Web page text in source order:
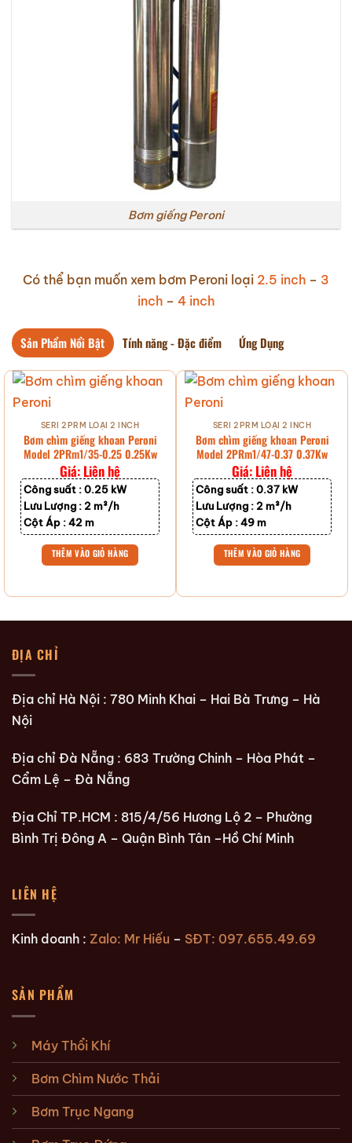
Bơm giếng Peroni
Có thể bạn muốn xem bơm Peroni loại 2.5 inch – 3
inch – 4 inch
Sản Phẩm Nổi Bật Tính năng - Đặc điểm Ứng Dụng
SERI 2PRM LOẠI 2 INCH
Bơm chìm giếng khoan Peroni
Model 2PRm1/35-0.25 0.25Kw
Giá: Liên hệ
Công suất :0.25 kW
Lưu Lượng : 2 m³/h
Cột Áp :42 m
THÊM VÀO GIỎ HÀNG
SERI 2PRM LOẠI 2 INCH
Bơm chìm giếng khoan Peroni
Model 2PRm1/47-0.37 0.37Kw
Giá: Liên hệ
Công suất :0.37 kW
Lưu Lượng : 2 m³/h
Cột Áp :49 m
THÊM VÀO GIỎ HÀNG
ĐỊA CHỈ
Địa chỉ Hà Nội : 780 Minh Khai – Hai Bà Trưng – Hà
Nội
Địa chỉ Đà Nẵng : 683 Trường Chinh – Hòa Phát –
Cẩm Lệ – Đà Nẵng
Địa Chỉ TP.HCM : 815/4/56 Hương Lộ 2 – Phường
Bình Trị Đông A – Quận Bình Tân –Hồ Chí Minh
LIÊN HỆ
Kinh doanh : Zalo: Mr Hiếu – SĐT: 097.655.49.69
SẢN PHẨM
Máy Thổi Khí
Bơm Chìm Nước Thải
Bơm Trục Ngang